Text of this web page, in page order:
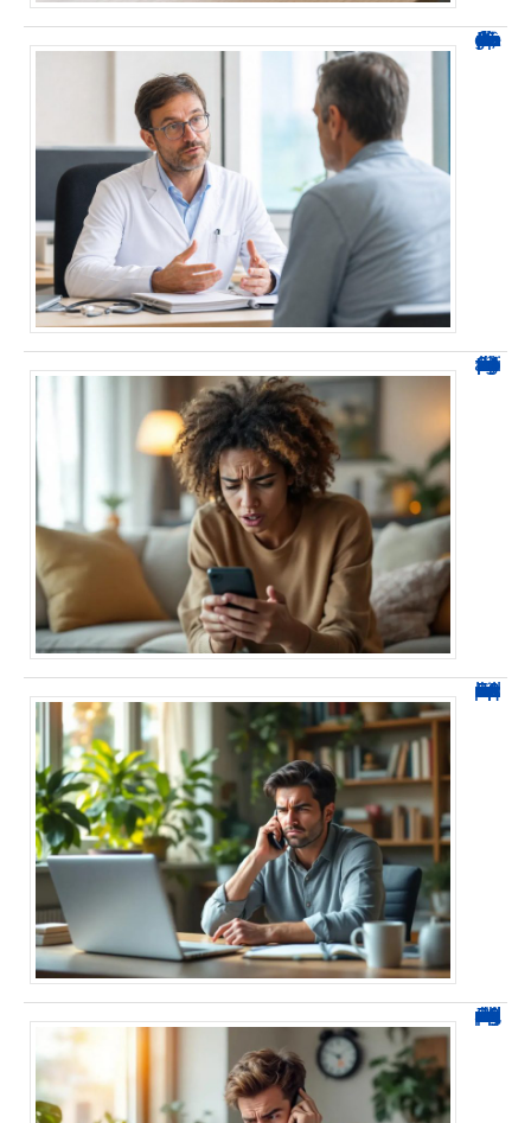
Durée d’arrêt après un stent : des repères, pas une règle fixe
0424 démarchage : reconnaître l’appel et agir sans se tromper
0270 spam : reconnaître ces appels et les bloquer sans erreur
0270 démarchage : comment repérer, bloquer et signaler ces appels